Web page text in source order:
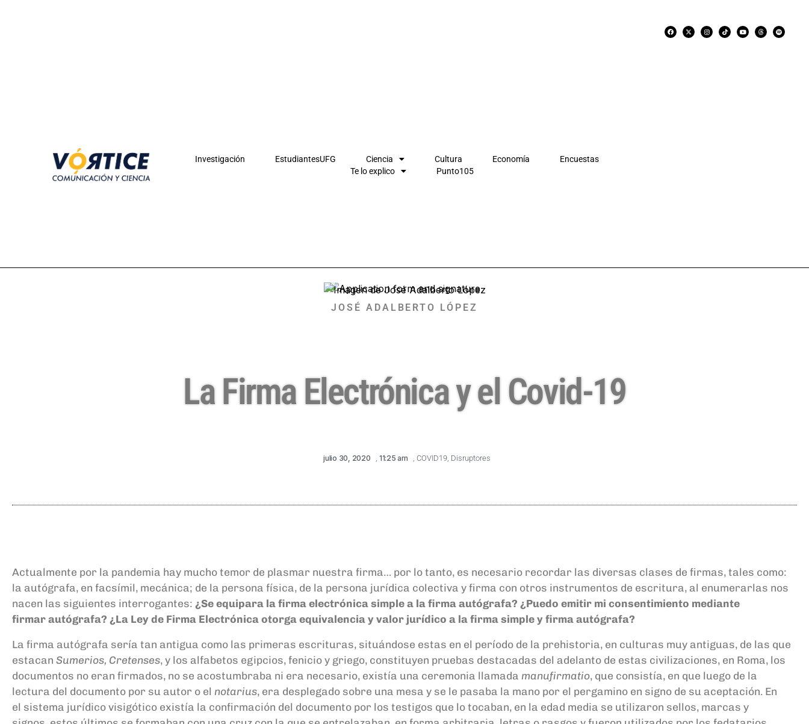
Investigación EstudiantesUFG Ciencia Cultura Economía
Encuestas
Te lo explico
Punto105
JOSÉ ADALBERTO LÓPEZ
La Firma Electrónica y el Covid-19
julio 30, 2020 11:25 am COVID19, Disruptores
Actualmente por la pandemia hay mucho temor de plasmar nuestra firma… por lo tanto, es necesario recordar las diversas clases de firmas, tales como:
la autógrafa, en facsímil, mecánica; de la persona física, de la persona jurídica colectiva y firma con otros instrumentos de escritura, al enumerarlas nos
nacen las siguientes interrogantes: ¿Seequipara lafirma electrónica simple a la firma autógrafa? ¿Puedo emitir mi consentimiento mediante
firmarautógrafa? ¿La Ley de Firma Electrónica otorgaequivalencia yvalor jurídico a lafirma simple y firma autógrafa?
La firma autógrafa sería tan antigua como las primeras escrituras, situándose estas en el período de la prehistoria, en culturas muy antiguas, de las que
estacan Sumerios, Cretenses, y los alfabetos egipcios, fenicio y griego, constituyen pruebas destacadas del adelanto de estas civilizaciones, en Roma, los
documentos no eran firmados, no se acostumbraba ni era necesario, existía una ceremonia llamada manufirmatio, que consistía, en que luego de la
lectura del documento por su autor o el notarius, era desplegado sobre una mesa y se le pasaba la mano por el pergamino en signo de su aceptación. En
el sistema jurídicovisigótico existía la confirmación del documento por los testigos que lo tocaban, en la edad media se utilizaron sellos, marcas y